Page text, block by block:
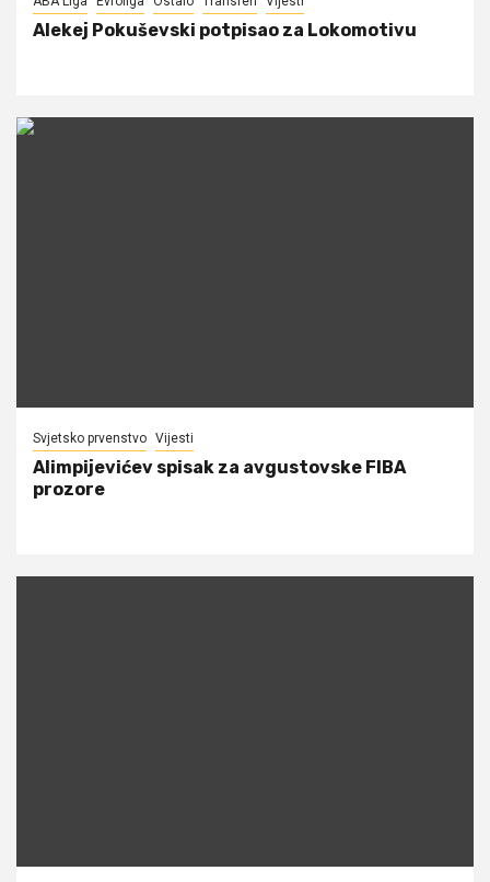
Alekej Pokuševski potpisao za Lokomotivu
Svjetsko prvenstvo Vijesti
Alimpijevićev spisak za avgustovske FIBA
prozore